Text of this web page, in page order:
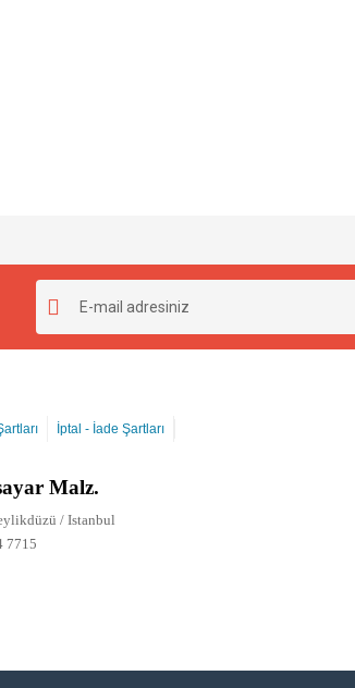
İptal - İade Şartları
Malz.
/ Istanbul
7715